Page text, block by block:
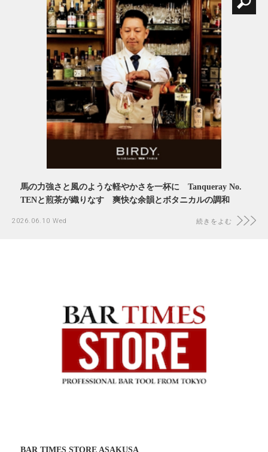
馬の力強さと風のような軽やかさを一杯に Tanqueray No.
TENと煎茶が織りなす 爽快な余韻とボタニカルの調和
2026.06.10 Wed 続きをよむ
BAR TIMES STORE ASAKUSA